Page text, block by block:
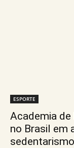
ESPORTE
Academia
no Brasil em
sedentarismo